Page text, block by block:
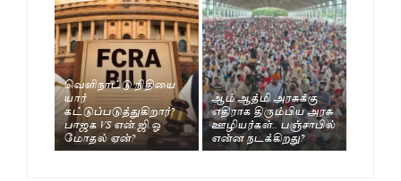
வெளிநாட்டு நிதியை
யார்
கட்டுப்படுத்துகிறார்?
பாஜக VS என்.ஜி.ஓ
மோதல் ஏன்?
ஆம் ஆத்மி அரசுக்கு
எதிராக திரும்பிய அரசு
ஊழியர்கள்.. பஞ்சாபில்
என்ன நடக்கிறது?